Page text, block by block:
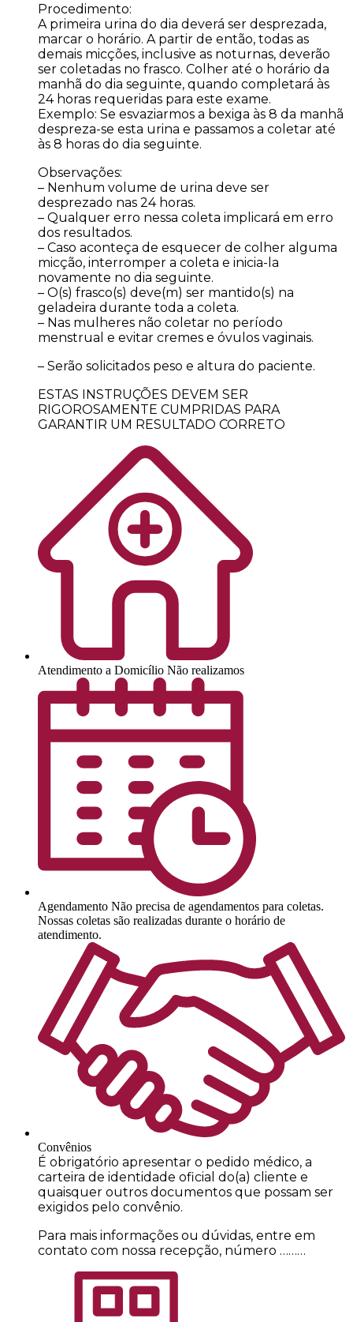
Procedimento:
A primeira urina do dia deverá ser desprezada,
marcar o horário. A partir de então, todas as
demais micções, inclusive as noturnas, deverão
ser coletadas no frasco. Colher até o horário da
manhã do dia seguinte, quando completará às
24 horas requeridas para este exame.
Exemplo: Se esvaziarmos a bexiga às 8 da manhã
despreza-se esta urina e passamos a coletar até
às 8 horas do dia seguinte.
Observações:
– Nenhum volume de urina deve ser
desprezado nas 24 horas.
– Qualquer erro nessa coleta implicará em erro
dos resultados.
– Caso aconteça de esquecer de colher alguma
micção, interromper a coleta e inicia-la
novamente no dia seguinte.
– O(s) frasco(s) deve(m) ser mantido(s) na
geladeira durante toda a coleta.
– Nas mulheres não coletar no período
menstrual e evitar cremes e óvulos vaginais.
– Serão solicitados peso e altura do paciente.
ESTAS INSTRUÇÕES DEVEM SER
RIGOROSAMENTE CUMPRIDAS PARA
GARANTIR UM RESULTADO CORRETO
Atendimento a Domicílio Não realizamos
Agendamento Não precisa de agendamentos para coletas.
Nossas coletas são realizadas durante o horário de
atendimento.
Convênios
É obrigatório apresentar o pedido médico, a
carteira de identidade oficial do(a) cliente e
quaisquer outros documentos que possam ser
exigidos pelo convênio.
Para mais informações ou dúvidas, entre em
contato com nossa recepção, número ………